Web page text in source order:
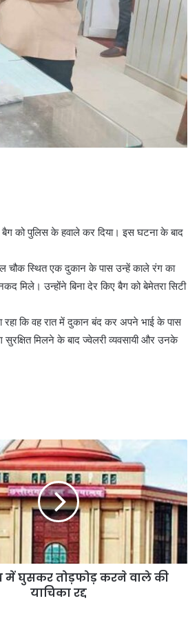
को पुलिस के हवाले कर दिया। इस घटना के बाद
चौक स्थित एक दुकान के पास उन्हें काले रंग का
उन्होंने बिना देर किए बैग को बेमेतरा सिटी
रहा कि वह रात में दुकान बंद कर अपने भाई के पास
मिलने के बाद ज्वेलरी व्यवसायी और उनके
में घुसकर तोड़फोड़ करने वाले की
याचिका रद्द